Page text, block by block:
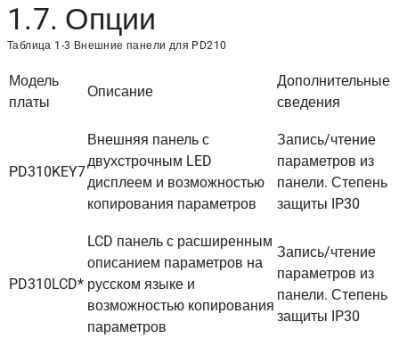
1.7. Опции
Таблица 1-3 Внешние панели для PD210
Модель
платы
Описание
Дополнительные
сведения
PD310KEY7
Внешняя панель с
двухстрочным LED
дисплеем и возможностью
копирования параметров
Запись/чтение
параметров из
панели. Степень
защиты IP30
PD310LCD*
LCD панель с расширенным
описанием параметров на
русском языке и
возможностью копирования
параметров
Запись/чтение
параметров из
панели. Степень
защиты IP30